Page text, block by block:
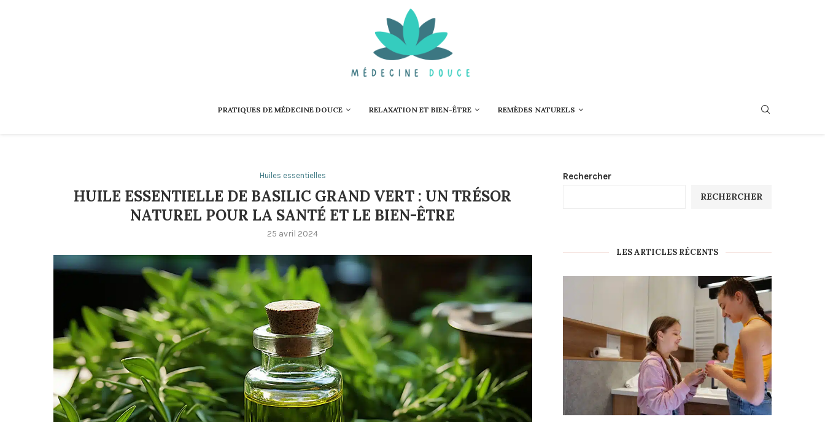
PRATIQUES DE MÉDECINE DOUCE RELAXATION ET BIEN-ÊTRE REMÈDES NATURELS
Huiles essentielles
HUILE ESSENTIELLE DE BASILIC GRAND VERT : UN TRÉSOR
NATUREL POUR LA SANTÉ ET LE BIEN-ÊTRE
25 avril 2024
Rechercher
RECHERCHER
LES ARTICLES RÉCENTS